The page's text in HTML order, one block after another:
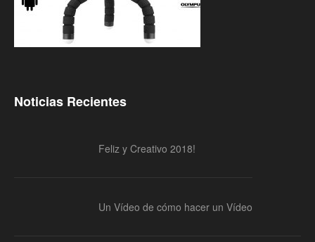
Noticias Recientes
Feliz y Creativo 2018!
Un Vídeo de cómo hacer un Vídeo